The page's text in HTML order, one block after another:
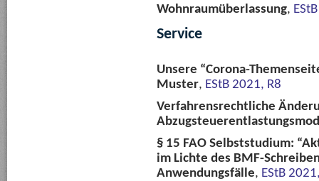
Wohnraumüberlassung,
Service
Unsere “Corona-
Muster, EStB 2021, R8
Verfahrensrechtliche
§ 15 FAO Selbststudium:
im Lichte des BMF-
Anwendungsfälle, EStB